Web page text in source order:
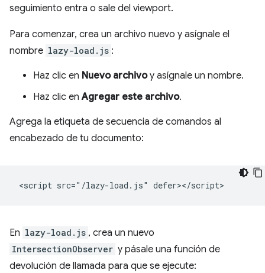
seguimiento entra o sale del viewport.
Para comenzar, crea un archivo nuevo y asígnale el
nombre lazy-load.js :
Haz clic en Nuevo archivoy asígnale un nombre.
Haz clic enAgregar este archivo.
Agrega la etiqueta de secuencia de comandos al
encabezado de tu documento:
En lazy-load.js , crea un nuevo
IntersectionObserver y pásale una función de
devolución de llamada para que se ejecute: